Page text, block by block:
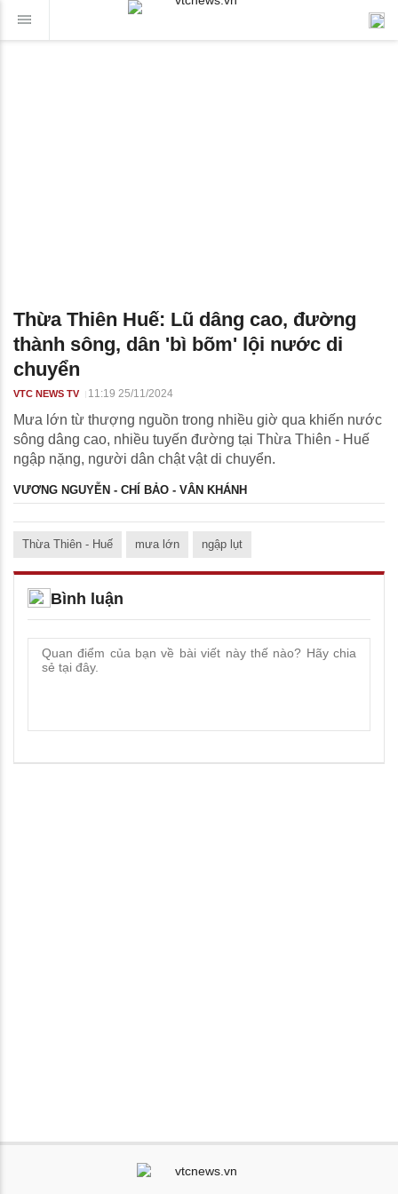
Thừa Thiên Huế: Lũ dâng cao, đường
thành sông, dân 'bì bõm' lội nước di
chuyển
VTC NEWS TV 11:19 25/11/2024
Mưa lớn từ thượng nguồn trong nhiều giờ qua khiến nước
sông dâng cao, nhiều tuyến đường tại Thừa Thiên - Huế
ngập nặng, người dân chật vật di chuyển.
VƯƠNG NGUYỄN - CHÍ BẢO - VÂN KHÁNH
Thừa Thiên - Huế mưa lớn ngập lụt
Bình luận